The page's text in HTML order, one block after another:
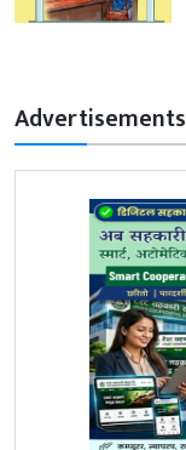
Advertisements